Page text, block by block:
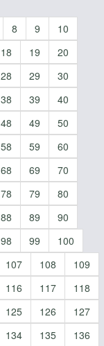
8 9
10
18 19
20
28 29
30
38 39
40
48 49
50
58 59
60
68 69
70
78 79
80
88 89
90
98 99
100
107 108
109
116 117
118
125 126
127
134 135
136